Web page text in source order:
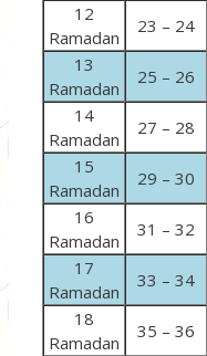
12
Ramadan
23 – 24
13
Ramadan
25 – 26
14
Ramadan
27 – 28
15
Ramadan
29 – 30
16
Ramadan
31 – 32
17
Ramadan
33 – 34
18
Ramadan
35 – 36